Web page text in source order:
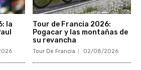
la
Tour de Francia 2026:
Pogacar y las montañas de
su revancha
Tour De Francia 02/08/2026